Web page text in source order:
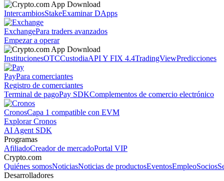
IntercambiosStakeExaminar DApps
ExchangePara traders avanzados
Empezar a operar
InstitucionesOTCCustodiaAPI Y FIX 4.4TradingViewPredicciones
PayPara comerciantes
Registro de comerciantes
Terminal de pagoPay SDKComplementos de comercio electrónico
CronosCapa 1 compatible con EVM
Explorar Cronos
AI Agent SDK
Programas
AfiliadoCreador de mercadoPortal VIP
Crypto.com
Quiénes somosNoticiasNoticias de productosEventosEmpleoSocios
Desarrolladores